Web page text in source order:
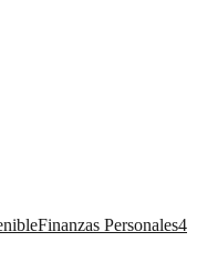
Finanzas Personales4